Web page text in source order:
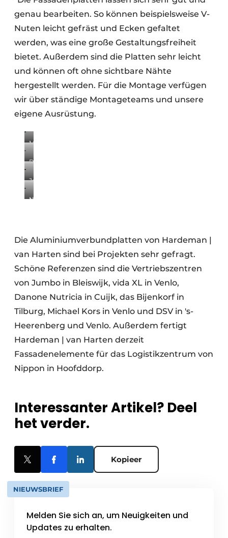
genau bearbeiten. So können beispielsweise V-
Nuten leicht gefräst und Ecken gefaltet
werden, was eine große Gestaltungsfreiheit
bietet. Außerdem sind die Platten sehr leicht
und können oft ohne sichtbare Nähte
hergestellt werden. Für die Montage verfügen
wir über ständige Montageteams und unsere
eigene Ausrüstung.
Michael
Kors
in
Venlo.
(Bild:
Peter
Markesteijn
Danone
Nutricia
in
Cuijk.
Jarola
in
Coevorden.
Nippon
Die Aluminiumverbundplatten von Hardeman |
van Harten sind bei Projekten sehr gefragt.
Schöne Referenzen sind die Vertriebszentren
von Jumbo in Bleiswijk, vida XL in Venlo,
Danone Nutricia in Cuijk, das Bijenkorf in
Tilburg, Michael Kors in Venlo und DSV in 's-
Heerenberg und Venlo. Außerdem fertigt
Hardeman | van Harten derzeit
Fassadenelemente für das Logistikzentrum von
Nippon in Hoofddorp.
Interessanter Artikel? Deel
het verder.
Kopieer
NIEUWSBRIEF
Melden Sie sich an, um Neuigkeiten und
Updates zu erhalten.